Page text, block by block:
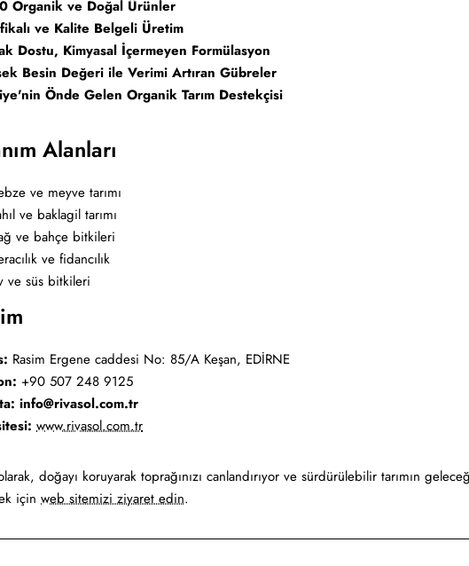
Organik ve Doğal Ürünler
ve Kalite Belgeli Üretim
Dostu, Kimyasal İçermeyen Formülasyon
Besin Değeri ile Verimi Artıran Gübreler
Önde Gelen Organik Tarım Destekçisi
Alanları
ve meyve tarımı
ve baklagil tarımı
ve bahçe bitkileri
ve fidancılık
ve süs bitkileri
Rasim Ergene caddesi No: 85/A Keşan, EDİRNE
+90 507 248 9125
info@rivasol.com.tr
www.rivasol.com.tr
doğayı koruyarak toprağınızı canlandırıyor ve sürdürülebilir tarımın
için web sitemizi ziyaret edin.